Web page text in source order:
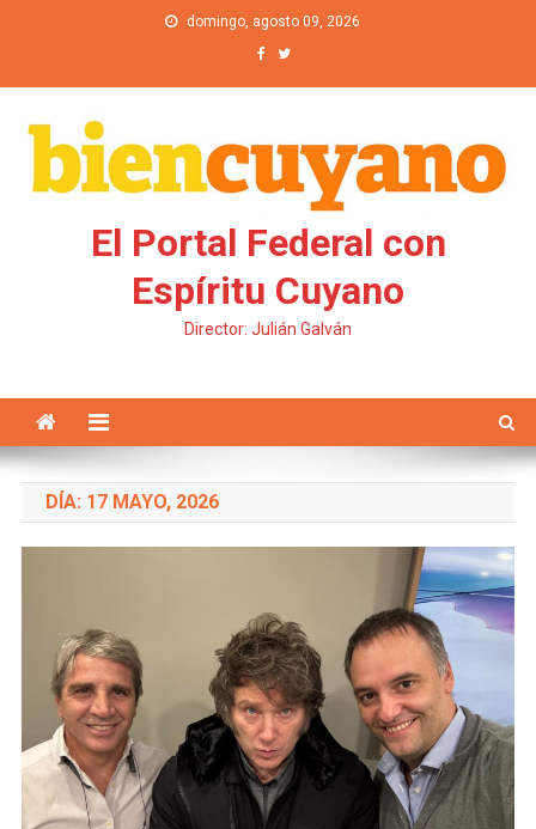
domingo, agosto 09, 2026
El Portal Federal con
Espíritu Cuyano
Director: Julián Galván
DÍA: 17 MAYO, 2026